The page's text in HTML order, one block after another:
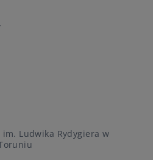
Ludwika Rydygiera w